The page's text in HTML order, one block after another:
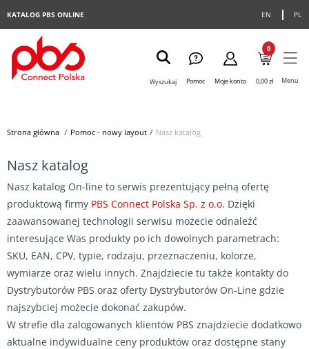
EN PL
KATALOG PBS ONLINE
Wyszukaj Pomoc Moje konto
0
0,00 zł Menu
Strona główna> Pomoc - nowy layout> Nasz katalog
Nasz katalog
Nasz katalog On-line to serwis prezentujący pełną ofertę
produktową firmy PBS Connect Polska Sp. z o.o. Dzięki
zaawansowanej technologii serwisu możecie odnaleźć
interesujące Was produkty po ich dowolnych parametrach:
SKU, EAN, CPV, typie, rodzaju, przeznaczeniu, kolorze,
wymiarze oraz wielu innych. Znajdziecie tu także kontakty do
Dystrybutorów PBS oraz oferty Dystrybutorów On-Line gdzie
najszybciej możecie dokonać zakupów.
W strefie dla zalogowanych klientów PBS znajdziecie dodatkowo
aktualne indywidualne ceny produktów oraz dostępne stany